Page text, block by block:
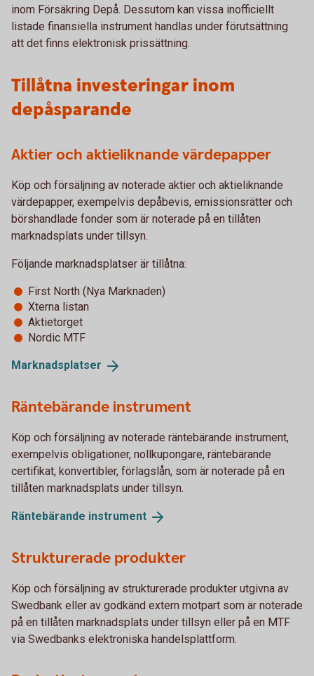
inom Försäkring Depå. Dessutom kan vissa inofficiellt
listade finansiella instrument handlas under förutsättning
att det finns elektronisk prissättning.
Tillåtna investeringar inom
depåsparande
Aktier och aktieliknande värdepapper
Köp och försäljning av noterade aktier och aktieliknande
värdepapper, exempelvis depåbevis, emissionsrätter och
börshandlade fonder som är noterade på en tillåten
marknadsplats under tillsyn.
Följande marknadsplatser är tillåtna:
First North (Nya Marknaden)
Xterna listan
Aktietorget
Nordic MTF
Marknadsplatser
Räntebärande instrument
Köp och försäljning av noterade räntebärande instrument,
exempelvis obligationer, nollkupongare, räntebärande
certifikat, konvertibler, förlagslån, som är noterade på en
tillåten marknadsplats under tillsyn.
Räntebärande instrument
Strukturerade produkter
Köp och försäljning av strukturerade produkter utgivna av
Swedbank eller av godkänd extern motpart som är noterade
på en tillåten marknadsplats under tillsyn eller på en MTF
via Swedbanks elektroniska handelsplattform.